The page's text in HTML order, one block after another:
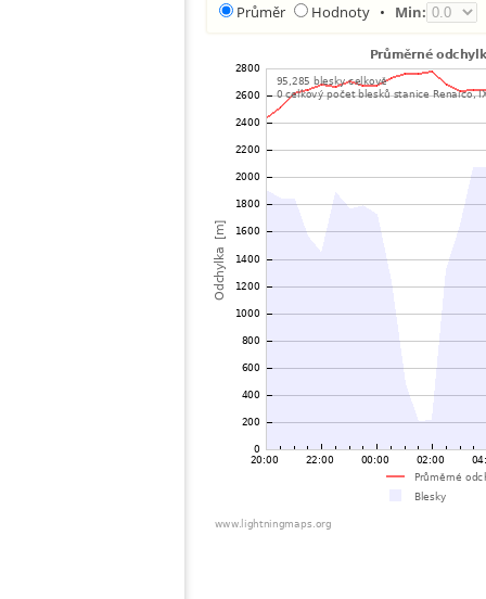
Průměr Hodnoty • Min: